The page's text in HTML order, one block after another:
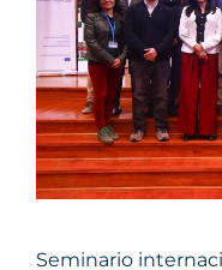
Seminario